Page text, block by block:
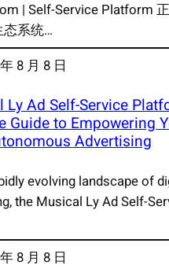
| Self-Service Platform
态系统…
8 月 8 日
Ly Ad Self-Service
Guide to Empowering
Advertising
evolving landscape of
the Musical Ly Ad Self-
8 月 8 日